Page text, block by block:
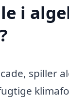
i
spiller